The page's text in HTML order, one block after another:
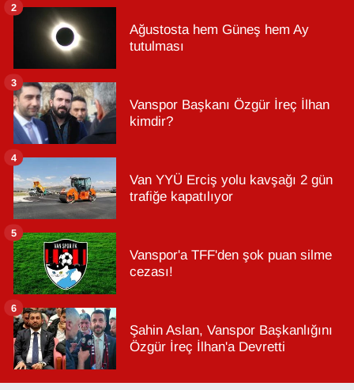
Ağustosta hem Güneş hem Ay
tutulması
2
Vanspor Başkanı Özgür İreç İlhan
kimdir?
3
Van YYÜ Erciş yolu kavşağı 2 gün
trafiğe kapatılıyor
4
Vanspor'a TFF'den şok puan silme
cezası!
5
Şahin Aslan, Vanspor Başkanlığını
Özgür İreç İlhan'a Devretti
6